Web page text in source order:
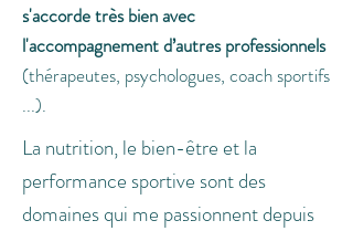
s'accorde très bien avec
l'accompagnement d’autres professionnels
(thérapeutes, psychologues, coach sportifs
...).
La nutrition, le bien-être et la
performance sportive sont des
domaines qui me passionnent depuis